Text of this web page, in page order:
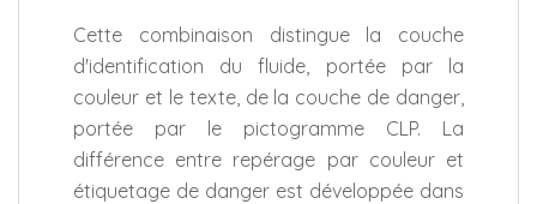
Cette combinaison distingue la couche
d'identification du fluide, portée par la
couleur et le texte, de la couche de danger,
portée par le pictogramme CLP. La
différence entre repérage par couleur et
étiquetage de danger est développée dans